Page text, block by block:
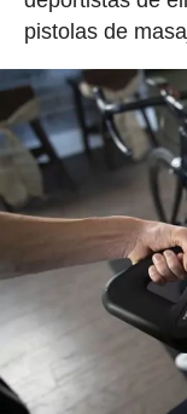
pistolas de